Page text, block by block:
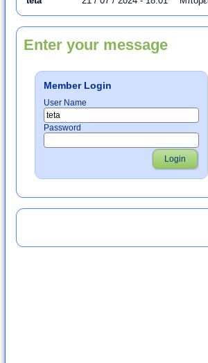
Enter your message
Member Login
User Name
Password
Login